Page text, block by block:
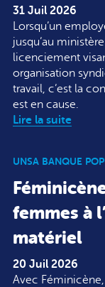
31 Juil 2026
Lorsqu’un
jusqu’au
licenciement
organisation
travail, c’est la
est en cause.
Lire la suite
UNSA BANQUE
femmes à
matériel
20 Juil 2026
Avec